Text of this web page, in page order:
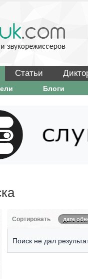
Статьи
Блоги
Сортировать дате
Поиск не дал